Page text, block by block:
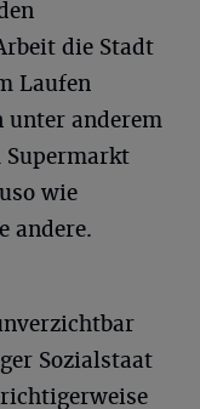
die Stadt
Laufen
unter anderem
Supermarkt
wie
andere.
Sozialstaat